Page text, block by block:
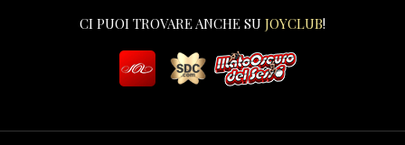
CI PUOI TROVARE ANCHE SU JOYCLUB!